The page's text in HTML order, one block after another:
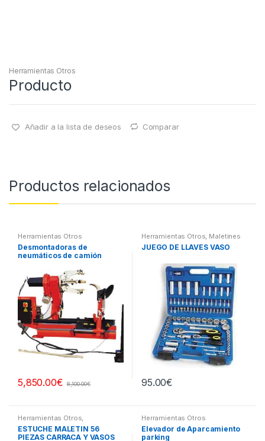
Herramientas Otros
Producto
Añadir a la lista de deseos Comparar
Productos relacionados
Herramientas Otros
Desmontadoras de
neumáticos de camión
5,850.00€ 8,100.00€
Herramientas Otros, Maletines
Herramientas, Extractores,
Compresímetros, otros
JUEGO DE LLAVES VASO
95.00€
Herramientas Otros,
Herramientas De Mano,
Herramientas De Mano,
Maletines Herramientas,
ESTUCHE MALETIN 56
PIEZAS CARRACA Y VASOS
Herramientas Otros
Elevador de Aparcamiento
parking